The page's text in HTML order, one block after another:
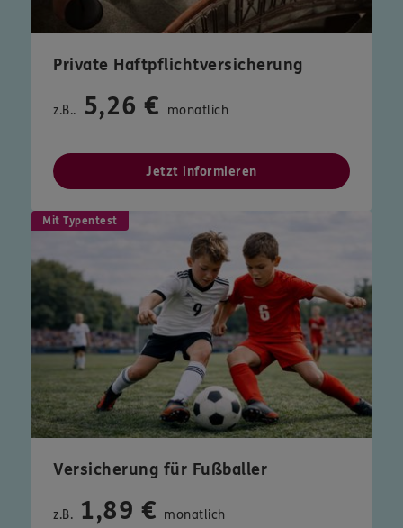
Private Haftpflichtversicherung
z.B.. 5,26 € monatlich
Jetzt informieren
Mit Typentest
Versicherung für Fußballer
z.B. 1,89 € monatlich